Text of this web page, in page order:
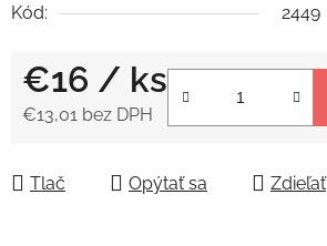
Kód:
2449
€16 / ks
€13,01 bez DPH
Tlač Opýtať sa Zdieľať